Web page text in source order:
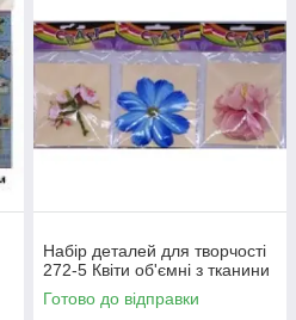
Набір деталей для творчості
272-5 Квіти об'ємні з тканини
Готово до відправки